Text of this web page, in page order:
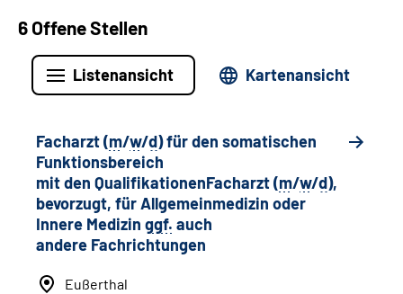
6 Offene Stellen
Listenansicht Kartenansicht
Facharzt (m/w/d) für den somatischen
Funktionsbereich
mit den QualifikationenFacharzt (m/w/d),
bevorzugt, für Allgemeinmedizin oder
Innere Medizin ggf. auch
andere Fachrichtungen
Eußerthal